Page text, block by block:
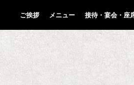
ご挨拶 メニュー 接待・宴会・座